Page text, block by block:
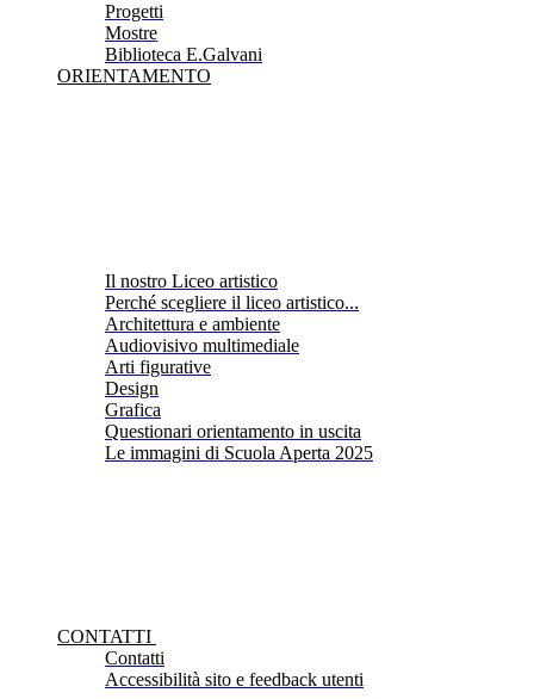
Progetti
Mostre
Biblioteca E.Galvani
ORIENTAMENTO
Il nostro Liceo artistico
Perché scegliere il liceo artistico...
Architettura e ambiente
Audiovisivo multimediale
Arti figurative
Design
Grafica
Questionari orientamento in uscita
Le immagini di Scuola Aperta 2025
CONTATTI
Contatti
Accessibilità sito e feedback utenti